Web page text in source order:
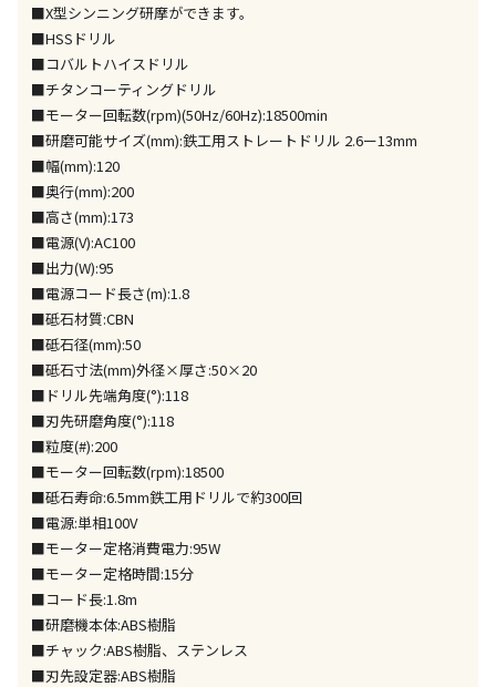
特定の店舗のみで受取ができる商品です（宅配便での
お届けができません）
※同時購入の商品は、全て同じ店舗での受取となりま
す
委託業者によりお届けする商品です
※ほか商品との同時購入はできません。お手数です
が、ご購入手続きを分けてお買い求めください
※支払い方法の代金引換は選択できません。
※電話注文はできません。
宅配のみでお届けする商品です（店舗受取は選択でき
ません）
※「宅配・店舗受取」「宅配のみ」マークの商品のみ
同時購入が可能です
午前9時までのご注文確定した商品については、当日に
出荷いたします。
ただし、メーカーの営業日に基づき出荷手続きを行う
ため、通常よりお時間をいただく場合がございます。
また、日曜・祝日や年末年始などの長期休業期間中
は、休業明けからの出荷対応となります。
設置工事代金も含まれた商品です
お見積商品です。金額・施工日はお打ち合わせの上、
決定となります。
■X型シンニング研摩ができます。
■HSSドリル
■コバルトハイスドリル
■チタンコーティングドリル
■モーター回転数(rpm)(50Hz/60Hz):18500min
■研磨可能サイズ(mm):鉄工用ストレートドリル 2.6ー13mm
■幅(mm):120
■奥行(mm):200
■高さ(mm):173
■電源(V):AC100
■出力(W):95
■電源コード長さ(m):1.8
■砥石材質:CBN
■砥石径(mm):50
■砥石寸法(mm)外径×厚さ:50×20
■ドリル先端角度(°):118
■刃先研磨角度(°):118
■粒度(#):200
■モーター回転数(rpm):18500
■砥石寿命:6.5mm鉄工用ドリルで約300回
■電源:単相100V
■モーター定格消費電力:95W
■モーター定格時間:15分
■コード長:1.8m
■研磨機本体:ABS樹脂
■チャック:ABS樹脂、ステンレス
■刃先設定器:ABS樹脂